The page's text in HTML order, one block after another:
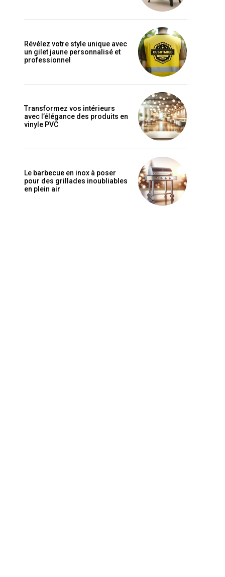
Révélez votre style unique avec
un gilet jaune personnalisé et
professionnel
Transformez vos intérieurs
avec l’élégance des produits en
vinyle PVC
Le barbecue en inox à poser
pour des grillades inoubliables
en plein air